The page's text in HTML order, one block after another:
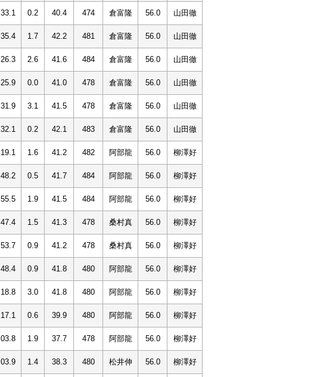
0.2 40.4 474 倉富隆 56.0 山田徹
1.7 42.2 481 倉富隆 56.0 山田徹
2.6 41.6 484 倉富隆 56.0 山田徹
0.0 41.0 478 倉富隆 56.0 山田徹
3.1 41.5 478 倉富隆 56.0 山田徹
0.2 42.1 483 倉富隆 56.0 山田徹
1.6 41.2 482 阿部龍 56.0 柳澤好
0.5 41.7 484 阿部龍 56.0 柳澤好
1.9 41.5 484 阿部龍 56.0 柳澤好
1.5 41.3 478 桑村真 56.0 柳澤好
0.9 41.2 478 桑村真 56.0 柳澤好
0.9 41.8 480 阿部龍 56.0 柳澤好
3.0 41.8 480 阿部龍 56.0 柳澤好
0.6 39.9 480 阿部龍 56.0 柳澤好
1.9 37.7 478 阿部龍 56.0 柳澤好
1.4 38.3 480 松井伸 56.0 柳澤好